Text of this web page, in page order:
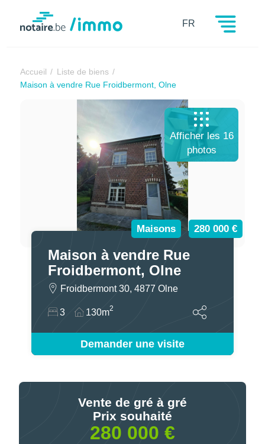
Notaire.be FR
Accueil
Liste de biens
Maison à vendre Rue Froidbermont, Olne
Maisons 280 000 €
Maison à vendre Rue
Froidbermont, Olne
Froidbermont 30, 4877 Olne
3 130m2
Demander une visite
Afficher les 16
photos
Vente de gré à gré
Prix souhaité
280 000 €